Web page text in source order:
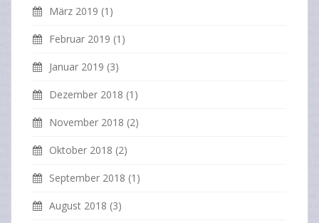
März 2019 (1)
Februar 2019 (1)
Januar 2019 (3)
Dezember 2018 (1)
November 2018 (2)
Oktober 2018 (2)
September 2018 (1)
August 2018 (3)